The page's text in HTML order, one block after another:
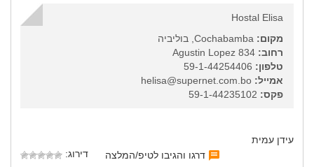
Hostal Elisa
מקום:
רחוב:
טלפון:
אמייל:
פקס:
עידן עמית
דרגו והגיבו לטיפ/המלצה
דירוג: